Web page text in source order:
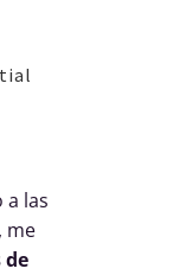
a las
me
de